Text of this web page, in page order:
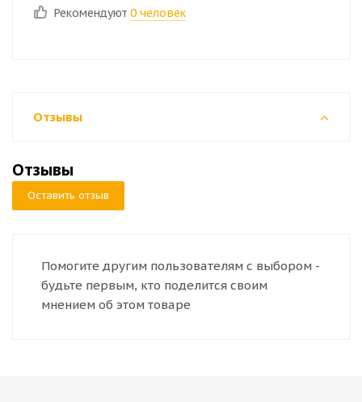
Рекомендуют 0 человек
Отзывы
Отзывы
Оставить отзыв
Помогите другим пользователям с выбором -
будьте первым, кто поделится своим
мнением об этом товаре